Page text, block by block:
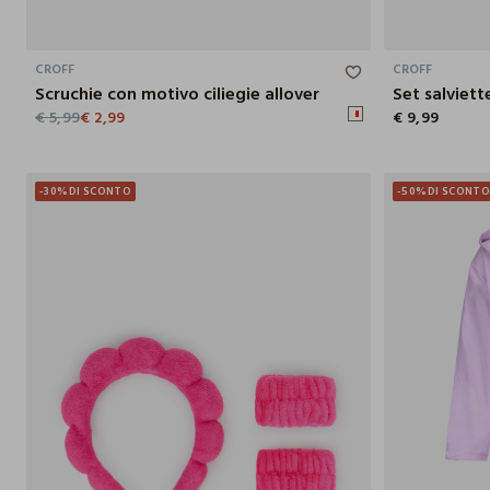
CROFF
Scruchie con motivo ciliegie allover
€ 5,99€ 2,99
CROFF
Set
€ 9,99
-30%DI SCONTO -50%DI SCONTO